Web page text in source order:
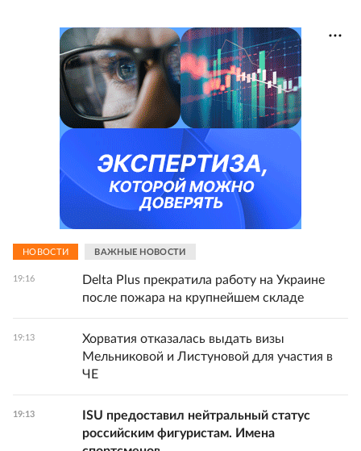
НОВОСТИ ВАЖНЫЕ НОВОСТИ
19:16
Delta Plus прекратила работу на Украине
после пожара на крупнейшем складе
19:13
Хорватия отказалась выдать визы
Мельниковой и Листуновой для участия в
ЧЕ
19:13
ISU предоставил нейтральный статус
российским фигуристам. Имена